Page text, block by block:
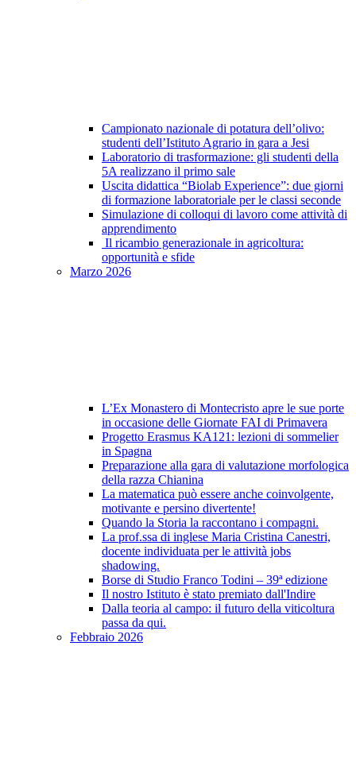
Campionato nazionale di potatura dell’olivo:
studenti dell’Istituto Agrario in gara a Jesi
Laboratorio di trasformazione: gli studenti della
5A realizzano il primo sale
Uscita didattica “Biolab Experience”: due giorni
di formazione laboratoriale per le classi seconde
Simulazione di colloqui di lavoro come attività di
apprendimento
Il ricambio generazionale in agricoltura:
opportunità e sfide
Marzo 2026
L’Ex Monastero di Montecristo apre le sue porte
in occasione delle Giornate FAI di Primavera
Progetto Erasmus KA121: lezioni di sommelier
in Spagna
Preparazione alla gara di valutazione morfologica
della razza Chianina
La matematica può essere anche coinvolgente,
motivante e persino divertente!
Quando la Storia la raccontano i compagni.
La prof.ssa di inglese Maria Cristina Canestri,
docente individuata per le attività jobs
shadowing.
Borse di Studio Franco Todini – 39ª edizione
Il nostro Istituto è stato premiato dall'Indire
Dalla teoria al campo: il futuro della viticoltura
passa da qui.
Febbraio 2026